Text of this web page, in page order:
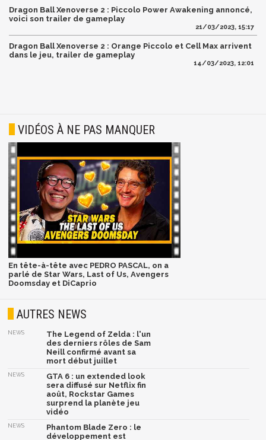
Dragon Ball Xenoverse 2 : Piccolo Power Awakening annoncé,
voici son trailer de gameplay
21/03/2023, 15:17
Dragon Ball Xenoverse 2 : Orange Piccolo et Cell Max arrivent
dans le jeu, trailer de gameplay
14/03/2023, 12:01
VIDÉOS À NE PAS MANQUER
En tête-à-tête avec PEDRO PASCAL, on a
parlé de Star Wars, Last of Us, Avengers
Doomsday et DiCaprio
AUTRES NEWS
NEWS
The Legend of Zelda : l'un
des derniers rôles de Sam
Neill confirmé avant sa
mort début juillet
NEWS
GTA 6 : un extended look
sera diffusé sur Netflix fin
août, Rockstar Games
surprend la planète jeu
vidéo
NEWS
Phantom Blade Zero : le
développement est